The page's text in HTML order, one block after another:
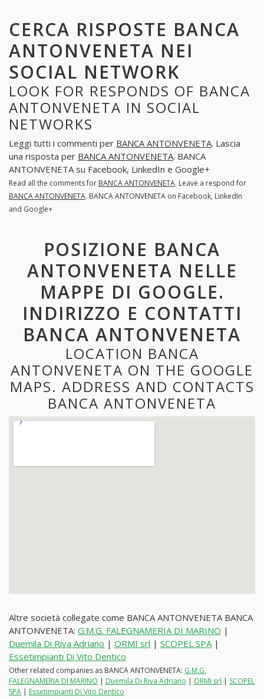
CERCA RISPOSTE BANCA
ANTONVENETA NEI
SOCIAL NETWORK
LOOK FOR RESPONDS OF BANCA
ANTONVENETA IN SOCIAL
NETWORKS
Leggi tutti i commenti per BANCA ANTONVENETA. Lascia
una risposta per BANCA ANTONVENETA. BANCA
ANTONVENETA su Facebook, LinkedIn e Google+
Read all the comments for BANCA ANTONVENETA. Leave a respond for
BANCA ANTONVENETA. BANCA ANTONVENETA on Facebook, LinkedIn
and Google+
POSIZIONE BANCA
ANTONVENETA NELLE
MAPPE DI GOOGLE.
INDIRIZZO E CONTATTI
BANCA ANTONVENETA
LOCATION BANCA
ANTONVENETA ON THE GOOGLE
MAPS. ADDRESS AND CONTACTS
BANCA ANTONVENETA
Altre società collegate come BANCA ANTONVENETA BANCA
ANTONVENETA: G.M.G. FALEGNAMERIA DI MARINO |
Duemila Di Riva Adriano | ORMI srl | SCOPEL SPA|
Essetimpianti Di Vito Dentico
Other related companies as BANCA ANTONVENETA: G.M.G.
FALEGNAMERIA DI MARINO | Duemila Di Riva Adriano | ORMI srl | SCOPEL
SPA | Essetimpianti Di Vito Dentico